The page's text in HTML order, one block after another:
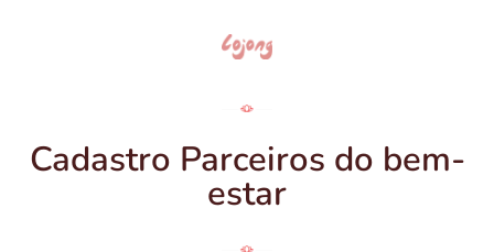
Cadastro Parceiros do bem-
estar